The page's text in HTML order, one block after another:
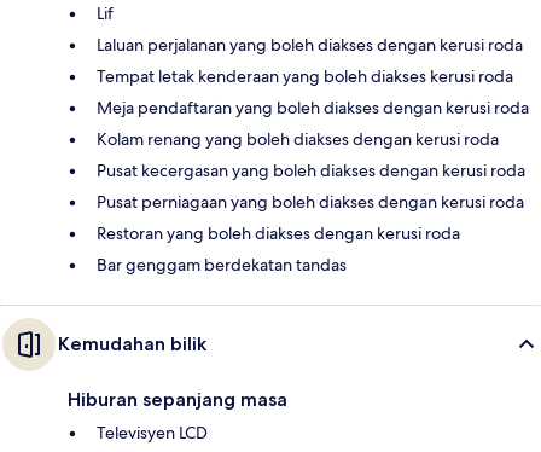
Lif
Laluan perjalanan yang boleh diakses dengan kerusi roda
Tempat letak kenderaan yang boleh diakses kerusi roda
Meja pendaftaran yang boleh diakses dengan kerusi roda
Kolam renang yang boleh diakses dengan kerusi roda
Pusat kecergasan yang boleh diakses dengan kerusi roda
Pusat perniagaan yang boleh diakses dengan kerusi roda
Restoran yang boleh diakses dengan kerusi roda
Bar genggam berdekatan tandas
Kemudahan bilik
Hiburan sepanjang masa
Televisyen LCD